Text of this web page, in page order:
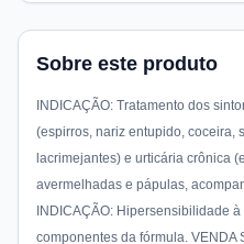
Sobre este produto
INDICAÇÃO: Tratamento dos
(espirros, nariz entupido, coceira,
lacrimejantes) e urticária crônica
avermelhadas e pápulas,
INDICAÇÃO: Hipersensibilidade
componentes da fórmula. VENDA